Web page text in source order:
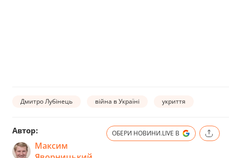
Дмитро Лубінець війна в Україні укриття
Автор:
Максим
ОБЕРИ НОВИНИ.LIVE В